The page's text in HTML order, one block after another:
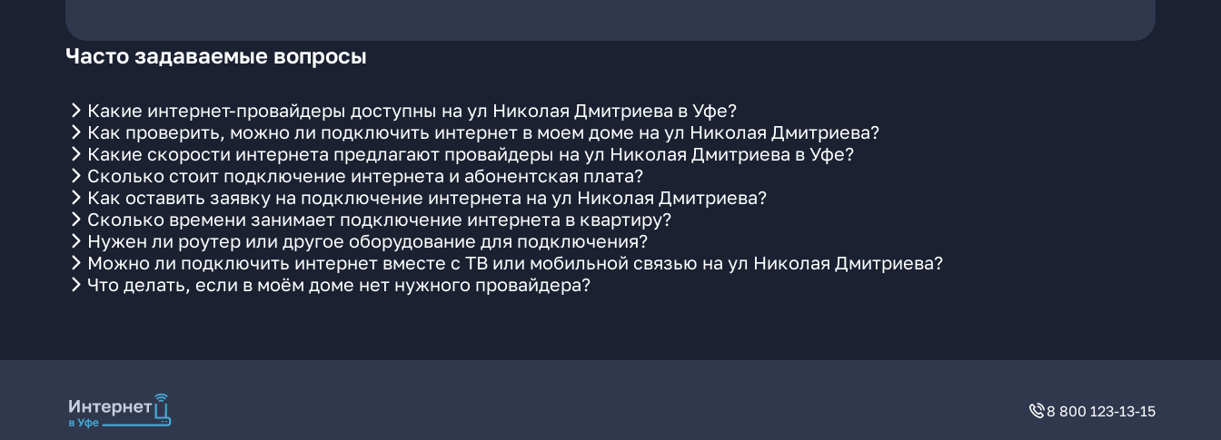
Часто задаваемые вопросы
Какие интернет-провайдеры доступны на ул Николая Дмитриева в Уфе?
Как проверить, можно ли подключить интернет в моем доме на ул Николая Дмитриева?
Какие скорости интернета предлагают провайдеры на ул Николая Дмитриева в Уфе?
Сколько стоит подключение интернета и абонентская плата?
Как оставить заявку на подключение интернета на ул Николая Дмитриева?
Сколько времени занимает подключение интернета в квартиру?
Нужен ли роутер или другое оборудование для подключения?
Можно ли подключить интернет вместе с ТВ или мобильной связью на ул Николая Дмитриева?
Что делать, если в моём доме нет нужного провайдера?
8 800 123-13-15